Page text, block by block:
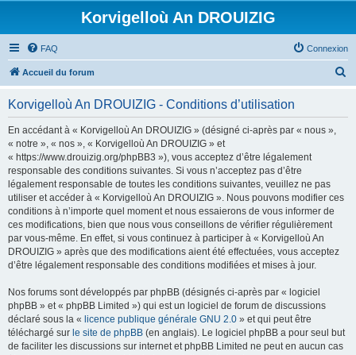
Korvigelloù An DROUIZIG
FAQ Connexion
Accueil du forum
Korvigelloù An DROUIZIG - Conditions d’utilisation
En accédant à « Korvigelloù An DROUIZIG » (désigné ci-après par « nous »,
« notre », « nos », « Korvigelloù An DROUIZIG » et
« https://www.drouizig.org/phpBB3 »), vous acceptez d’être légalement
responsable des conditions suivantes. Si vous n’acceptez pas d’être
légalement responsable de toutes les conditions suivantes, veuillez ne pas
utiliser et accéder à « Korvigelloù An DROUIZIG ». Nous pouvons modifier ces
conditions à n’importe quel moment et nous essaierons de vous informer de
ces modifications, bien que nous vous conseillons de vérifier régulièrement
par vous-même. En effet, si vous continuez à participer à « Korvigelloù An
DROUIZIG » après que des modifications aient été effectuées, vous acceptez
d’être légalement responsable des conditions modifiées et mises à jour.
Nos forums sont développés par phpBB (désignés ci-après par « logiciel
phpBB » et « phpBB Limited ») qui est un logiciel de forum de discussions
déclaré sous la « licence publique générale GNU 2.0 » et qui peut être
téléchargé sur le site de phpBB (en anglais). Le logiciel phpBB a pour seul but
de faciliter les discussions sur internet et phpBB Limited ne peut en aucun cas